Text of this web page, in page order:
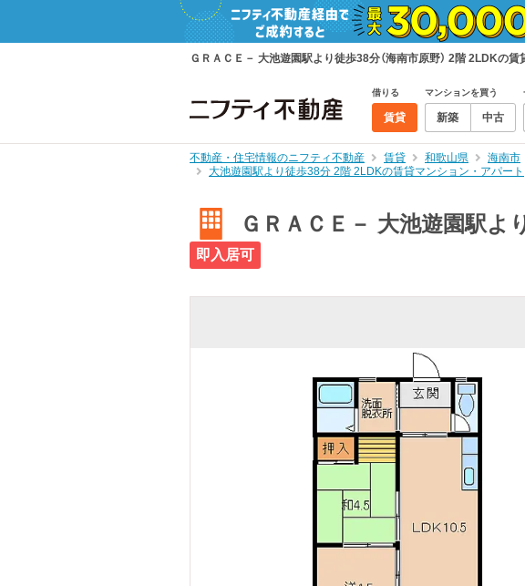
ＧＲＡＣＥ－ 大池遊園駅より徒歩38分（海南市原野） 2階 2LDKの賃
借りる
賃貸
マンションを買う
新築 中古
不動産・住宅情報のニフティ不動産 賃貸 和歌山県 海南市
大池遊園駅より徒歩38分 2階 2LDKの賃貸マンション・アパート
ＧＲＡＣＥ－ 大池遊園駅よ
即入居可